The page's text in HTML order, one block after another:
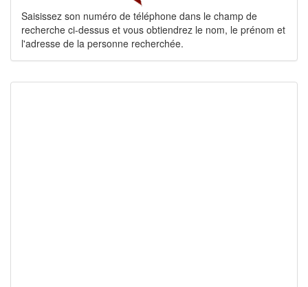
Saisissez son numéro de téléphone dans le champ de
recherche ci-dessus et vous obtiendrez le nom, le prénom et
l'adresse de la personne recherchée.